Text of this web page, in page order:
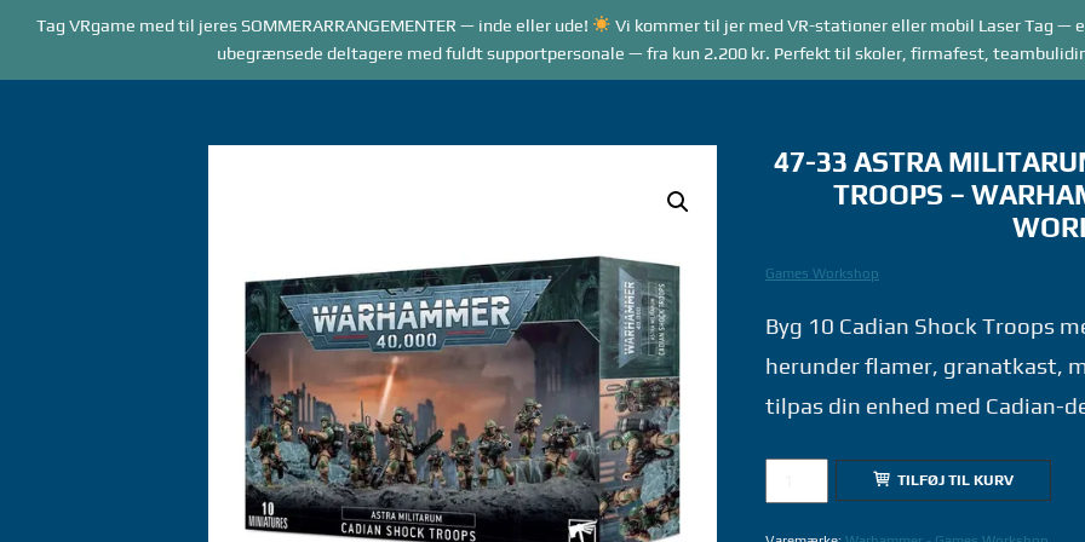
Tag VRgame med til jeres SOMMERARRANGEMENTER — inde eller ude!
Vi kommer til jer med VR-stationer eller mobil Laser Tag —
ubegrænsede deltagere med fuldt supportpersonale — fra kun 2.200 kr. Perfekt til skoler, firmafest,
BOOKING ARRANGEMENTER VR GAME MODES LASER TAG
47-33 ASTRA
TROOPS –
Games Workshop
Byg 10 Cadian Shock Troops
herunder flamer, granatkast,
tilpas din enhed med Cadian-
33
ASTRA
TILFØJ TIL KURV